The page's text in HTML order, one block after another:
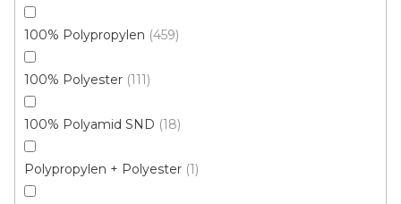
100% Polypropylen 459
100% Polyester 111
100% Polyamid SND 18
Polypropylen + Polyester 1
Metrážový koberec ENTER 802 Grey
175 Kč/ m2